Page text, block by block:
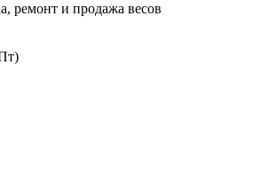
ремонт и продажа весов